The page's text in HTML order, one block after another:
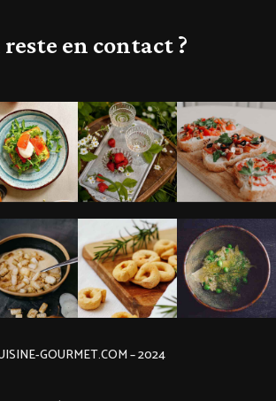
reste en contact ?
GOURMET.COM – 2024